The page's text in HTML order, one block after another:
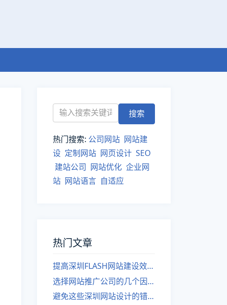
热门搜索: 公司网站 网站建
设 定制网站 网页设计 SEO
建站公司 网站优化 企业网
站 网站语言 自适应
热门文章
提高深圳FLASH网站建设效率的建议
选择网站推广公司的几个因素
避免这些深圳网站设计的错误